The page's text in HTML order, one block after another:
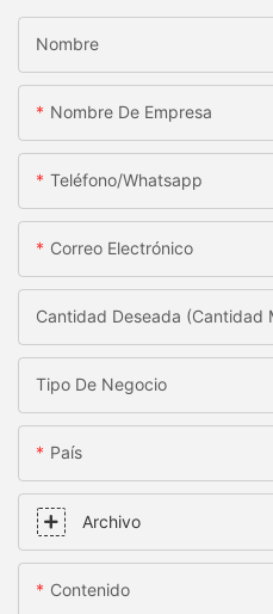
Nombre
Nombre De Empresa
Teléfono/whatsapp
Correo Electrónico
Cantidad Deseada (Cantidad
Tipo De Negocio
País
Archivo
Contenido